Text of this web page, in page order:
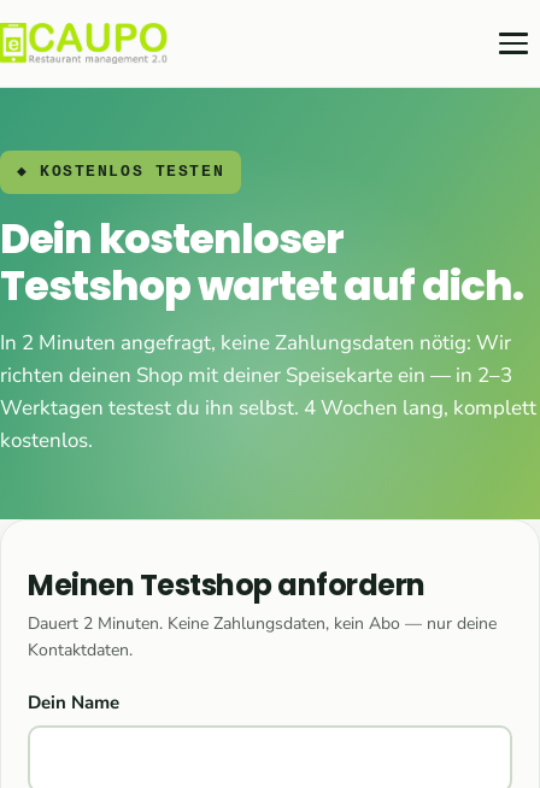
◆ KOSTENLOS TESTEN
Dein kostenloser
Testshop wartet auf dich.
In 2 Minuten angefragt, keine Zahlungsdaten nötig: Wir
richten deinen Shop mit deiner Speisekarte ein — in 2–3
Werktagen testest du ihn selbst. 4 Wochen lang, komplett
kostenlos.
Meinen Testshop anfordern
Dauert 2 Minuten. Keine Zahlungsdaten, kein Abo — nur deine
Kontaktdaten.
Dein Name